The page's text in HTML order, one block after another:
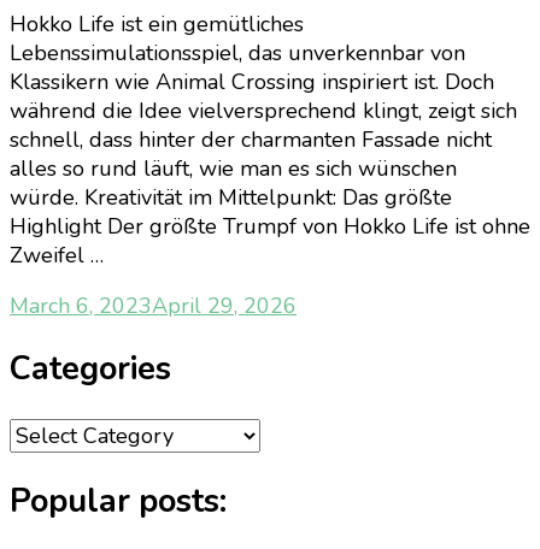
Hokko Life ist ein gemütliches
Lebenssimulationsspiel, das unverkennbar von
Klassikern wie Animal Crossing inspiriert ist. Doch
während die Idee vielversprechend klingt, zeigt sich
schnell, dass hinter der charmanten Fassade nicht
alles so rund läuft, wie man es sich wünschen
würde. Kreativität im Mittelpunkt: Das größte
Highlight Der größte Trumpf von Hokko Life ist ohne
Zweifel …
March 6, 2023April 29, 2026
Categories
Categories
Popular posts: